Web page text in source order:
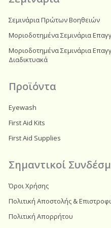
Σεμινάρια Πρώτων Βοηθειών
Μοριοδοτημένα Σεμινάρια
Μοριοδοτημένα Σεμινάρια
Διαδικτυακά
Προϊόντα
Eyewash
First Aid Kits
First Aid Supplies
Σημαντικοί
Όροι Χρήσης
Πολιτική Αποστολής &
Πολιτική Απορρήτου